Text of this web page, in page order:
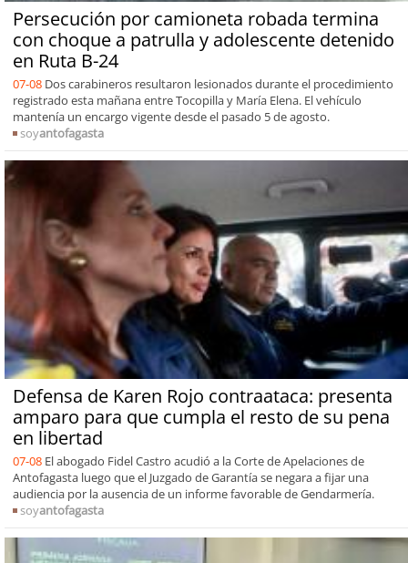
Persecución por camioneta robada termina
con choque a patrulla y adolescente detenido
en Ruta B-24
07-08 Dos carabineros resultaron lesionados durante el procedimiento
registrado esta mañana entre Tocopilla y María Elena. El vehículo
mantenía un encargo vigente desde el pasado 5 de agosto.
soyantofagasta
Defensa de Karen Rojo contraataca: presenta
amparo para que cumpla el resto de su pena
en libertad
07-08 El abogado Fidel Castro acudió a la Corte de Apelaciones de
Antofagasta luego que el Juzgado de Garantía se negara a fijar una
audiencia por la ausencia de un informe favorable de Gendarmería.
soyantofagasta